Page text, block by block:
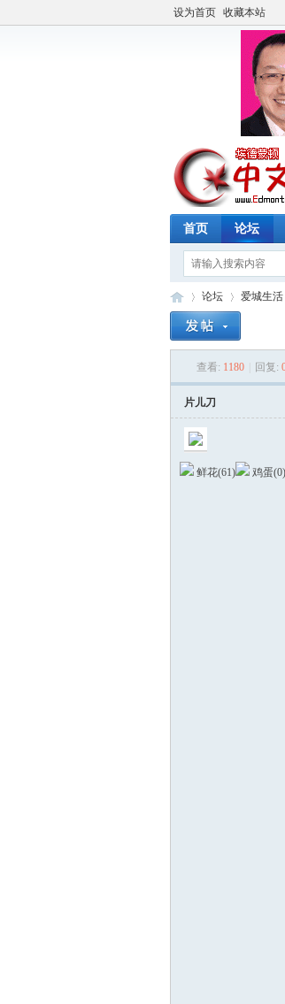
设为首页 收藏本站
首页 论坛
论坛
›
爱城生活
查看: 1180 回复:
片儿刀
鲜花(61) 鸡蛋(0)